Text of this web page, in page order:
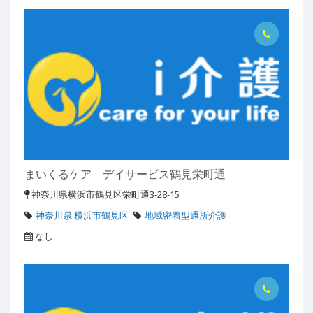
まいくるケア デイサービス鶴見栄町通
神奈川県横浜市鶴見区栄町通3-28-15
神奈川県 横浜市鶴見区
地域密着型通所介護
なし